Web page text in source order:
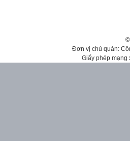
Đơn vị chủ quản:
Giấy phép mạng